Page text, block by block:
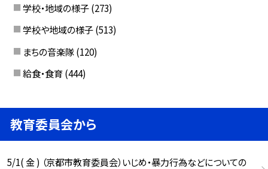
学校・地域の様子 (273)
学校や地域の様子 (513)
まちの音楽隊 (120)
給食・食育 (444)
教育委員会から
5/1( 金 ) （京都市教育委員会）いじめ・暴力行為などについての